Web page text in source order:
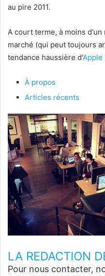
au pire 2011.
A court terme, à moins
marché (qui peut toujours
tendance haussière d'Apple
À propos
Articles récents
LA REDACTION
Pour nous contacter,